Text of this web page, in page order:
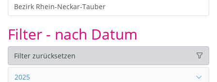
Bezirk Rhein-Neckar-Tauber
Filter - nach Datum
Filter zurücksetzen
2025